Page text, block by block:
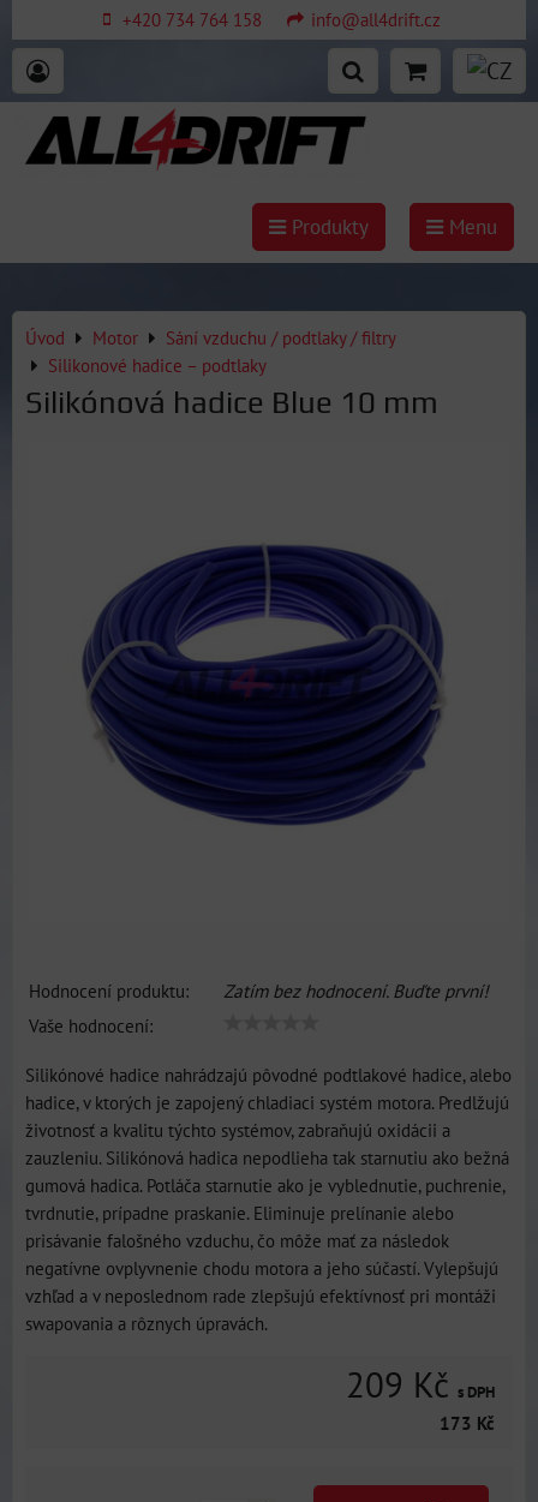
+420 734 764 158 info@all4drift.cz
Produkty Menu
Úvod Motor
Sání vzduchu / podtlaky / filtry
Silikonové hadice – podtlaky
Silikónová hadice Blue 10 mm
Hodnocení produktu:
Zatím bez hodnocení. Buďte první!
Vaše hodnocení:
Silikónové hadice nahrádzajú pôvodné podtlakové hadice, alebo
hadice, v ktorých je zapojený chladiaci systém motora. Predlžujú
životnosť a kvalitu týchto systémov, zabraňujú oxidácii a
zauzleniu. Silikónová hadica nepodlieha tak starnutiu ako bežná
gumová hadica. Potláča starnutie ako je vyblednutie, puchrenie,
tvrdnutie, prípadne praskanie. Eliminuje prelínanie alebo
prisávanie falošného vzduchu, čo môže mať za následok
negatívne ovplyvnenie chodu motora a jeho súčastí. Vylepšujú
vzhľad a v neposlednom rade zlepšujú efektívnosť pri montáži
swapovania a rôznych úpravách.
209 Kč s DPH
173 Kč